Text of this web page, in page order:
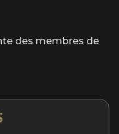
des membres de